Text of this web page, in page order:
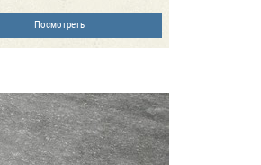
Посмотреть